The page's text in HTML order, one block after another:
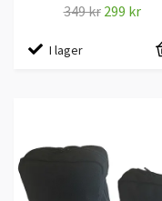
349 kr 299 kr
I lager